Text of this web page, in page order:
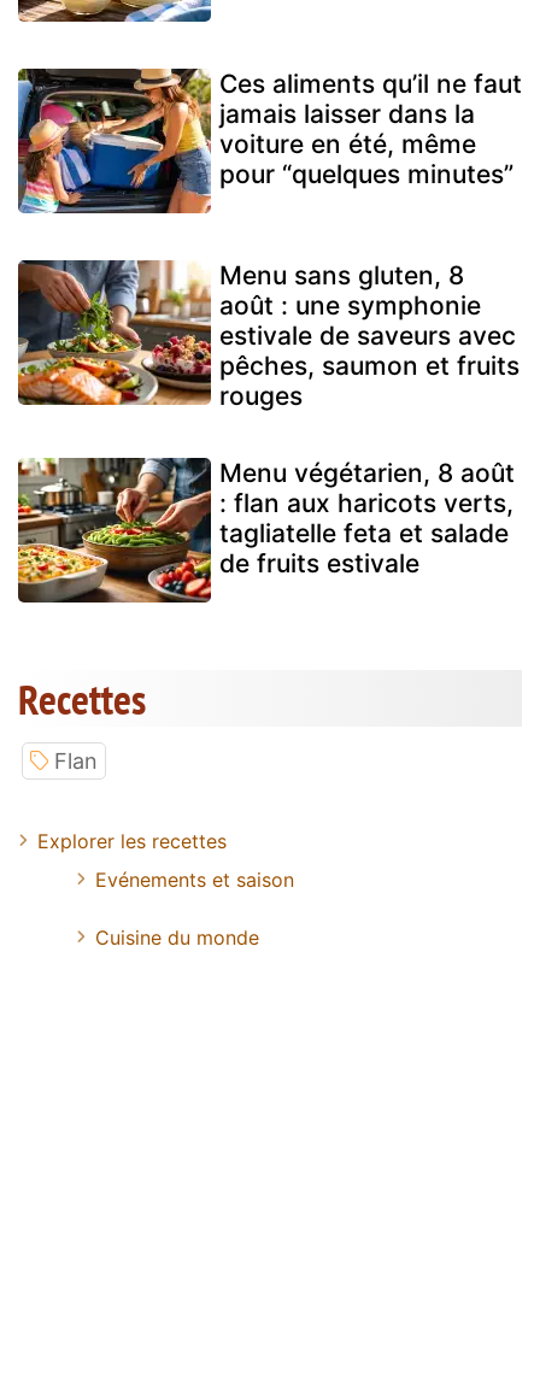
Ces aliments qu’il ne faut
jamais laisser dans la
voiture en été, même
pour “quelques minutes”
Menu sans gluten, 8
août : une symphonie
estivale de saveurs avec
pêches, saumon et fruits
rouges
Menu végétarien, 8 août
: flan aux haricots verts,
tagliatelle feta et salade
de fruits estivale
Recettes
Flan
Explorer les recettes
Evénements et saison
Cuisine du monde